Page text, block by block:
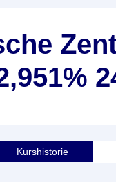
Kurshistorie